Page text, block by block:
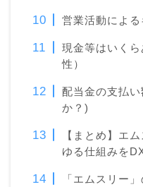
営業活動によ
現金等はいく
性）
配当金の支払
か？)
【まとめ】エ
ゆる仕組みを
「エムスリー